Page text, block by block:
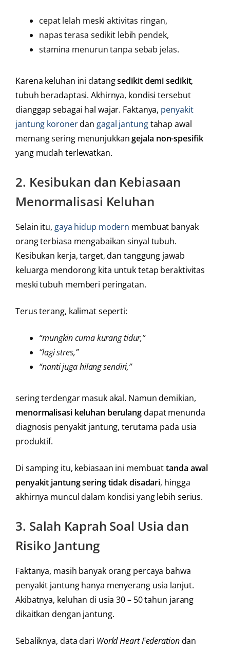
cepat lelah meski aktivitas ringan,
napas terasa sedikit lebih pendek,
stamina menurun tanpa sebab jelas.
Karena keluhan ini datangsedikit demi sedikit,
tubuh beradaptasi. Akhirnya, kondisi tersebut
dianggap sebagai hal wajar. Faktanya, penyakit
jantung koronerdan gagal jantungtahap awal
memang sering menunjukkangejala non-spesifik
yang mudah terlewatkan.
2. Kesibukan dan Kebiasaan
Menormalisasi Keluhan
Selain itu, gaya hidup modern membuat banyak
orang terbiasa mengabaikan sinyal tubuh.
Kesibukan kerja, target, dan tanggung jawab
keluarga mendorong kita untuk tetap beraktivitas
meski tubuh memberi peringatan.
Terus terang, kalimat seperti:
“mungkin cuma kurang tidur,”
“lagi stres,”
“nanti juga hilang sendiri,”
sering terdengar masuk akal. Namun demikian,
menormalisasi keluhan berulangdapat menunda
diagnosis penyakit jantung, terutama pada usia
produktif.
Di samping itu, kebiasaan ini membuattanda awal
penyakit jantung sering tidak disadari, hingga
akhirnya muncul dalam kondisi yang lebih serius.
3. Salah Kaprah Soal Usia dan
Risiko Jantung
Faktanya, masih banyak orang percaya bahwa
penyakit jantung hanya menyerang usia lanjut.
Akibatnya, keluhan di usia 30 – 50 tahun jarang
dikaitkan dengan jantung.
Sebaliknya, data dari World Heart Federationdan